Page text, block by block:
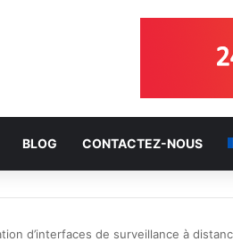
BLOG CONTACTEZ-NOUS
d’interfaces de surveillance à